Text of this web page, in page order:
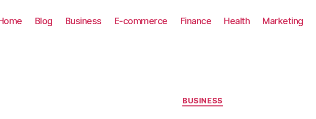
Blog Business E-commerce Finance Health Marketing
Categories
BUSINESS